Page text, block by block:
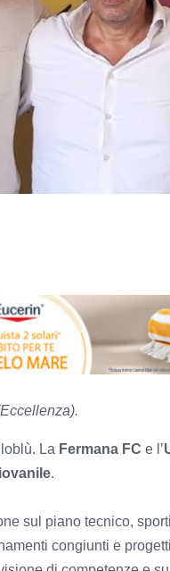
La Fermana FC e l’
.
sul piano tecnico,
congiunti e